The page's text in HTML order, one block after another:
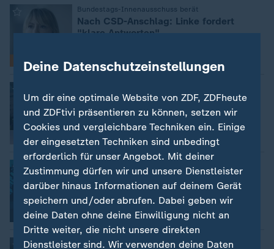
Interview
Bundestags-Innenausschuss berät
:
Nach CSD-Anschlag: Linke fordert
"klare Antworten"
:
CSD-Anschlag: "keine schnellen
Ergebnisse" erwartet
Video 4:11
: Ausblick: Was am Dienstag wichtig wird
Video0:37
Nach Anschlag in Berlin
Deine Datenschutzeinstellungen
Um dir eine optimale Website von ZDF, ZDFheute
und ZDFtivi präsentieren zu können, setzen wir
Cookies und vergleichbare Techniken ein. Einige
der eingesetzten Techniken sind unbedingt
erforderlich für unser Angebot. Mit deiner
Zustimmung dürfen wir und unsere Dienstleister
darüber hinaus Informationen auf deinem Gerät
speichern und/oder abrufen. Dabei geben wir
deine Daten ohne deine Einwilligung nicht an
Dritte weiter, die nicht unsere direkten
Dienstleister sind. Wir verwenden deine Daten